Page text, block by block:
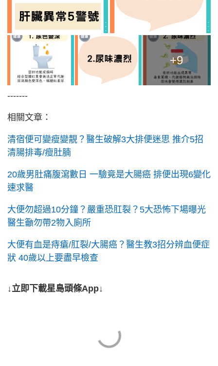
+9
-------
相關文章：
清宿便可變瘦變靚？醫生破解3大排便迷思 推介5招
清腸排毒/瘦肚腩
20歲男肚痛腹瀉數日 一驗竟是大腸癌 排便出現6變化
速求醫
大便勿超過10分鐘？嚴重恐肛裂？5大恐怖下場曝光
醫生籲勿帶2物入廁所
大便有血是痔瘡/肛裂/大腸癌？醫生教3招分辨血便症
狀 40歲以上要盡早檢查
↓立即下載星島頭條App↓